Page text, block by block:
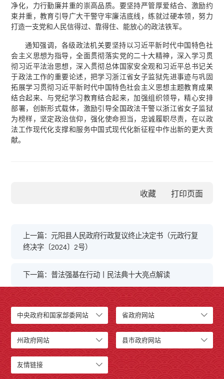
净化，力行勤廉并重的崇高品质。要坚持严管厚爱结合、激励约
束并重，教育引导广大干警守牢廉洁底线，练就过硬本领，努力
打造一支党和人民信得过、靠得住、能放心的政法铁军。
通知强调，各级政法机关要坚持以习近平新时代中国特色社
会主义思想为指导，全面贯彻落实党的二十大精神，深入学习贯
彻习近平法治思想，深入贯彻总体国家安全观和习近平总书记关
于政法工作的重要论述，把学习浙江省女子监狱先进事迹与巩固
拓展学习贯彻习近平新时代中国特色社会主义思想主题教育成果
结合起来、与党纪学习教育结合起来，加强组织领导，精心安排
部署，创新形式载体，激励引导全国政法干警以浙江省女子监狱
为榜样，坚定政治信仰，强化使命担当，忠诚履职尽责，在以政
法工作现代化支撑和服务中国式现代化新征程中作出新的更大贡
献。
收藏
上一篇：元阳县人民政府行政复议终止决定书（元政行复
终决字〔2024〕2号）
下一篇：普法强基在行动丨民法典十大亮点解读
中央政府和国家部委网站 省政府网站
州政府网站 县市政府网站
友情链接